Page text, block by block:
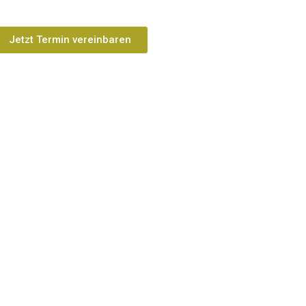
Jetzt Termin vereinbaren